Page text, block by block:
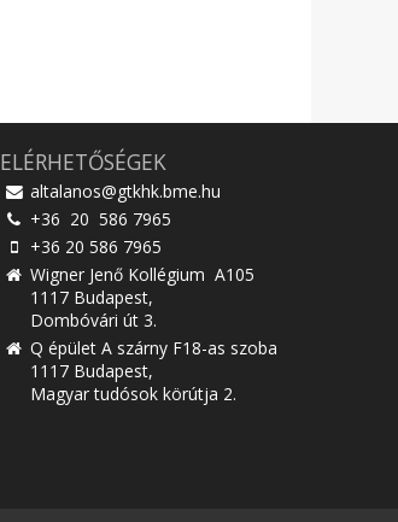
ELÉRHETŐSÉGEK
altalanos@gtkhk.bme.hu
+36 20 586 7965
+36 20 586 7965
Wigner Jenő Kollégium A105
1117 Budapest,
Dombóvári út 3.
Q épület A szárny F18-as szoba
1117 Budapest,
Magyar tudósok körútja 2.